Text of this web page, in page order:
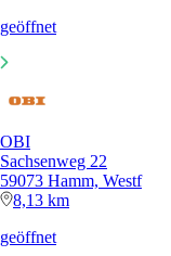
geöffnet
OBI
Sachsenweg 22
59073 Hamm, Westf
8,13 km
geöffnet